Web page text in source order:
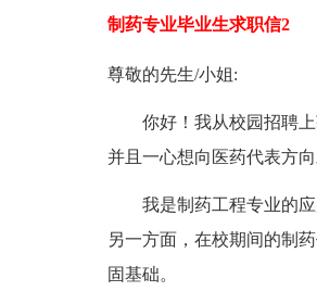
制药专业毕业生求职信2
尊敬的先生/小姐:
你好！我从校园招聘上
并且一心想向医药代表方
我是制药工程专业的应
另一方面，在校期间的制
固基础。